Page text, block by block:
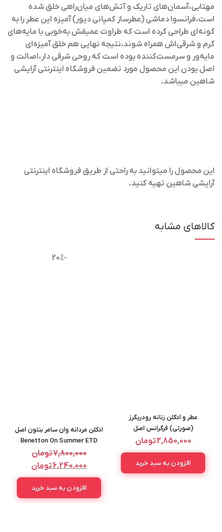
مهتابی،آسمان‌های تاریک و آتش‌های میان‌راهی خلق شده
است،فرانسوا دماشی (عطرساز کمپانی دیور) آمیزه این عطر را به
گونه‌ای طراحی کرده است که طراوت عمیقش به‌خوبی با مایه‌های
گرم و شرقی‌اش همراه شوند،نتیجه نهایی هم خلق آمیزه‌ای
مایه‌ور و سرمست‌کننده بوده است که روحی شرقی دار،اصالت و
اصل بودن این محصول مورد تضمین فروشگاه اینترنتی آرایشی
شاهین میباشد.
این محصول را میتوانید به راحتی از طریق فروشگاه اینترنتی
آرایشی شاهین تهیه کنید.
کالاهای مشابه
عطر و ادکلن زنانه رودریگرز
(صورتی) فرگرانس اصل
FRAGRANCE WORLD
REDRIGUERZ FOR HER 100ML
2,850,000تومان
افزودن به سبد خرید
-20%
ادکلن مردانه وان سامر بنتون اصل
Benetton On Summer ETD
100ML
7,800,000تومان
6,240,000تومان
افزودن به سبد خرید